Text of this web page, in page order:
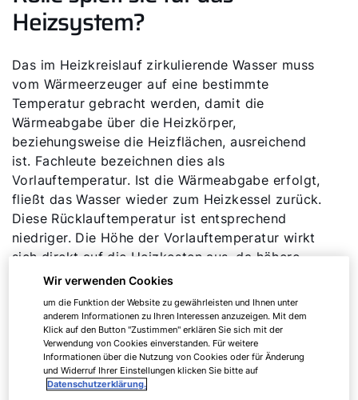
Heizsystem?
Das im Heizkreislauf zirkulierende Wasser muss
vom Wärmeerzeuger auf eine bestimmte
Temperatur gebracht werden, damit die
Wärmeabgabe über die Heizkörper,
beziehungsweise die Heizflächen, ausreichend
ist. Fachleute bezeichnen dies als
Vorlauftemperatur. Ist die Wärmeabgabe erfolgt,
fließt das Wasser wieder zum Heizkessel zurück.
Diese Rücklauftemperatur ist entsprechend
niedriger. Die Höhe der Vorlauftemperatur wirkt
sich direkt auf die Heizkosten aus, da höhere
Temperaturen mehr Energie benötigen.
Wie warm das Wasser im Vorlauf sein muss,
richtet sich in großen Teilen nach dem
Wärmeverteilungssystem und der Dämmung der
Immobilie. Generell benötigen Flächenheizungen
wie zum Beispiel Fußbodenheizungen geringere
Wir verwenden Cookies
um die Funktion der Website zu gewährleisten und Ihnen unter
anderem Informationen zu Ihren Interessen anzuzeigen. Mit dem
Klick auf den Button "Zustimmen" erklären Sie sich mit der
Verwendung von Cookies einverstanden. Für weitere
Informationen über die Nutzung von Cookies oder für Änderung
und Widerruf Ihrer Einstellungen klicken Sie bitte auf
Datenschutzerklärung.